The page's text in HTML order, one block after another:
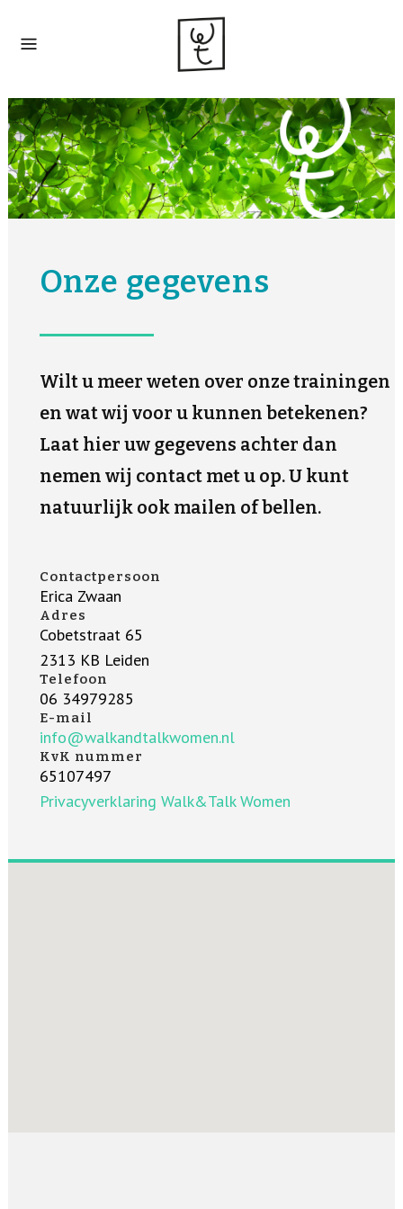
Onze gegevens
Wilt u meer weten over onze trainingen
en wat wij voor u kunnen betekenen?
Laat hier uw gegevens achter dan
nemen wij contact met u op. U kunt
natuurlijk ook mailen of bellen.
Contactpersoon
Erica Zwaan
Adres
Cobetstraat 65
2313 KB Leiden
Telefoon
06 34979285
E-mail
info@walkandtalkwomen.nl
KvK nummer
65107497
Privacyverklaring Walk&Talk Women